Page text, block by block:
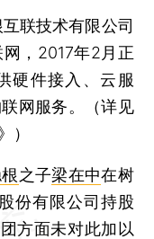
联技术有限公司
网，2017年2月正
硬件接入、云服
网服务。（详见
）
之子梁在中在树
份有限公司持股
方面未对此加以